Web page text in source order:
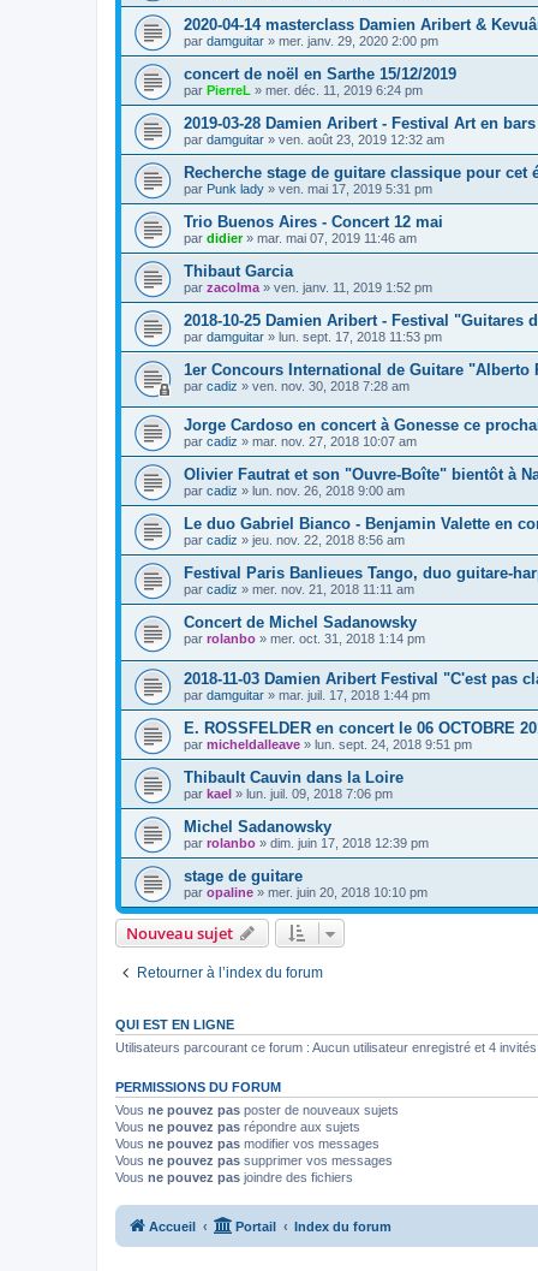
2020-04-14 masterclass Damien Aribert &
par damguitar » mer. janv. 29, 2020 2:00 pm
concert de noël en Sarthe 15/12/2019
par PierreL » mer. déc. 11, 2019 6:24 pm
2019-03-28 Damien Aribert - Festival Art en bars
par damguitar » ven. août 23, 2019 12:32 am
Recherche stage de guitare classique pour cet
par Punk lady » ven. mai 17, 2019 5:31 pm
Trio Buenos Aires - Concert 12 mai
par didier» mar. mai 07, 2019 11:46 am
Thibaut Garcia
par zacolma » ven. janv. 11, 2019 1:52 pm
2018-10-25 Damien Aribert - Festival
par damguitar » lun. sept. 17, 2018 11:53 pm
1er Concours International de Guitare "Alberto
par cadiz » ven. nov. 30, 2018 7:28 am
Jorge Cardoso en concert à Gonesse ce
par cadiz » mar. nov. 27, 2018 10:07 am
Olivier Fautrat et son "Ouvre-Boîte" bientôt à
par cadiz » lun. nov. 26, 2018 9:00 am
Le duo Gabriel Bianco - Benjamin Valette en
par cadiz » jeu. nov. 22, 2018 8:56 am
Festival Paris Banlieues Tango, duo guitare-
par cadiz » mer. nov. 21, 2018 11:11 am
Concert de Michel Sadanowsky
par rolanbo » mer. oct. 31, 2018 1:14 pm
2018-11-03 Damien Aribert Festival "C'est pas
par damguitar » mar. juil. 17, 2018 1:44 pm
E. ROSSFELDER en concert le 06 OCTOBRE
par micheldalleave » lun. sept. 24, 2018 9:51 pm
Thibault Cauvin dans la Loire
par kael » lun. juil. 09, 2018 7:06 pm
Michel Sadanowsky
par rolanbo » dim. juin 17, 2018 12:39 pm
stage de guitare
par opaline » mer. juin 20, 2018 10:10 pm
Nouveau sujet
Retourner à l’index du forum
QUI EST EN LIGNE
Utilisateurs parcourant ce forum : Aucun utilisateur enregistré et 4 invités
PERMISSIONS DU FORUM
Vous ne pouvez pas poster de nouveaux sujets
Vous ne pouvez pas répondre aux sujets
Vous ne pouvez pas modifier vos messages
Vous ne pouvez pas supprimer vos messages
Vous ne pouvez pas joindre des fichiers
Accueil Portail Index du forum